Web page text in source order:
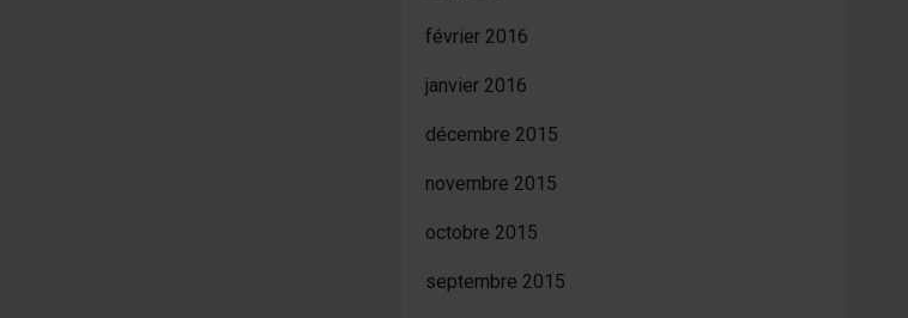
février 2016
janvier 2016
décembre 2015
novembre 2015
octobre 2015
septembre 2015